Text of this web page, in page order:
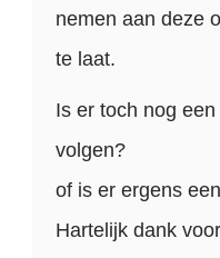
nemen aan deze
te laat.
Is er toch nog
volgen?
of is er ergens
Hartelijk dank